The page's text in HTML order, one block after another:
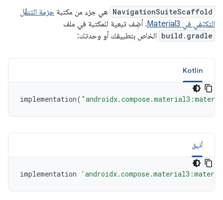
NavigationSuiteScaffold هي جزء من مكتبة حزمة التنقّل
التكيّفي في Material3
. أضِف تبعية للمكتبة في ملف
build.gradle الخاص بتطبيقك أو وحدتك:
Kotlin
implementation(
أنيق
implementation